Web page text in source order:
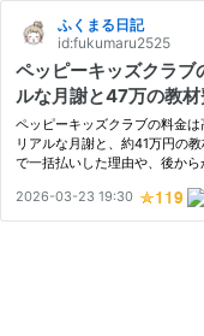
ふくまる日記
id:fukumaru2525
ペッピーキッズクラ
ルな月謝と47万の教材
ペッピーキッズクラブの料金
リアルな月謝と、約41万円の
で一括払いした理由や、後か
2026-03-23 19:30